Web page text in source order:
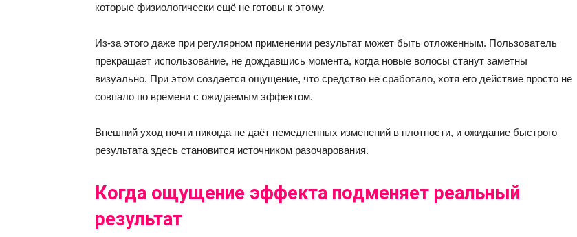
которые физиологически ещё не готовы к этому.
Из-за этого даже при регулярном применении результат может быть отложенным. Пользователь
прекращает использование, не дождавшись момента, когда новые волосы станут заметны
визуально. При этом создаётся ощущение, что средство не сработало, хотя его действие просто не
совпало по времени с ожидаемым эффектом.
Внешний уход почти никогда не даёт немедленных изменений в плотности, и ожидание быстрого
результата здесь становится источником разочарования.
Когда ощущение эффекта подменяет реальный
результат